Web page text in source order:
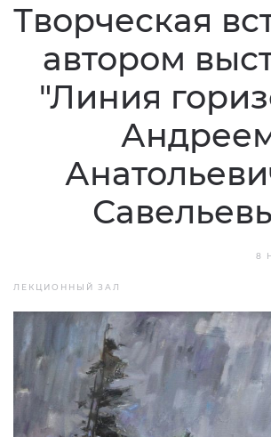
Творческая
автором
"Линия
8
ЛЕКЦИОННЫЙ ЗАЛ